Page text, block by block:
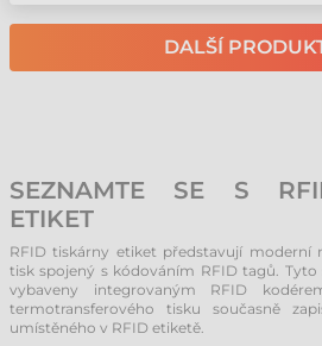
DALŠÍ
SEZNAMTE SE S
ETIKET
RFID tiskárny etiket představují moderní
tisk spojený s kódováním RFID tagů. Tyto
vybaveny integrovaným RFID
termotransferového tisku současně
umístěného v RFID etiketě.